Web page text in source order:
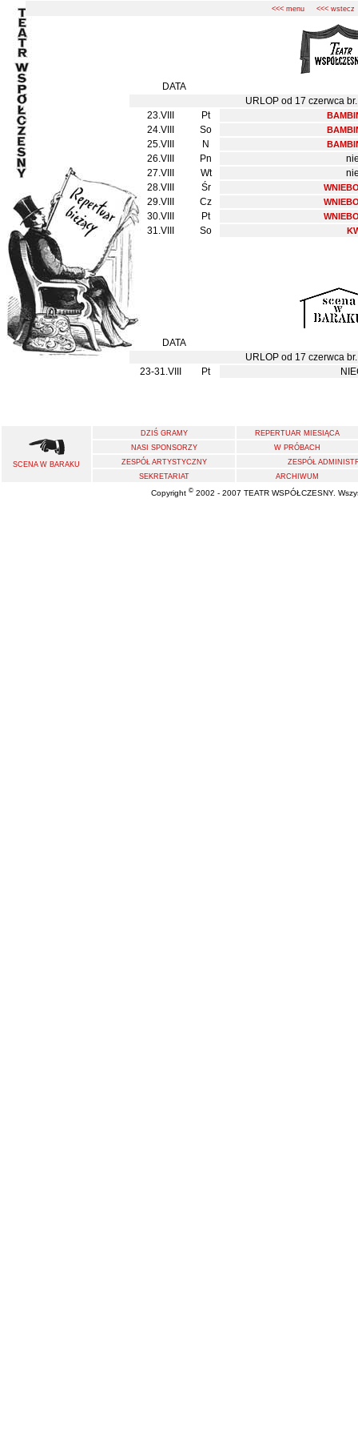
<<< menu <<< wstecz
DATA
URLOP od 17 czerwca
23.VIII
Pt
24.VIII So
25.VIII N
26.VIII Pn
27.VIII
Wt
28.VIII
Śr
29.VIII Cz
30.VIII Pt
31.VIII So
DATA
URLOP od 17 czerwca
23-31.VIII
Pt
SCENA W BARAKU
DZIŚ GRAMY
REPERTUAR MIESIĄCA
NASI SPONSORZY
W PRÓBACH
ZESPÓŁ ARTYSTYCZNY
ZESPÓŁ
SEKRETARIAT
ARCHIWUM
Copyright © 2002 - 2007 TEATR WSPÓŁCZESNY.